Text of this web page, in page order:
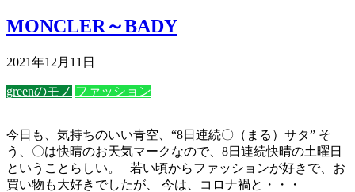
MONCLER～BADY
2021年12月11日
greenのモノ ファッション
今日も、気持ちのいい青空、“8日連続〇（まる）サタ” そ
う、〇は快晴のお天気マークなので、8日連続快晴の土曜日
ということらしい。 若い頃からファッションが好きで、お
買い物も大好きでしたが、 今は、コロナ禍と・・・